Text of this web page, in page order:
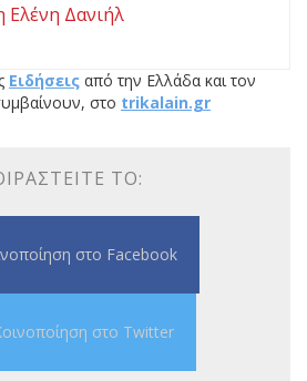
Ελένη Δανιήλ
Ειδήσεις από την Ελλάδα και τον
στο trikalain.gr
ΤΟ:
στο Facebook
στο Twitter